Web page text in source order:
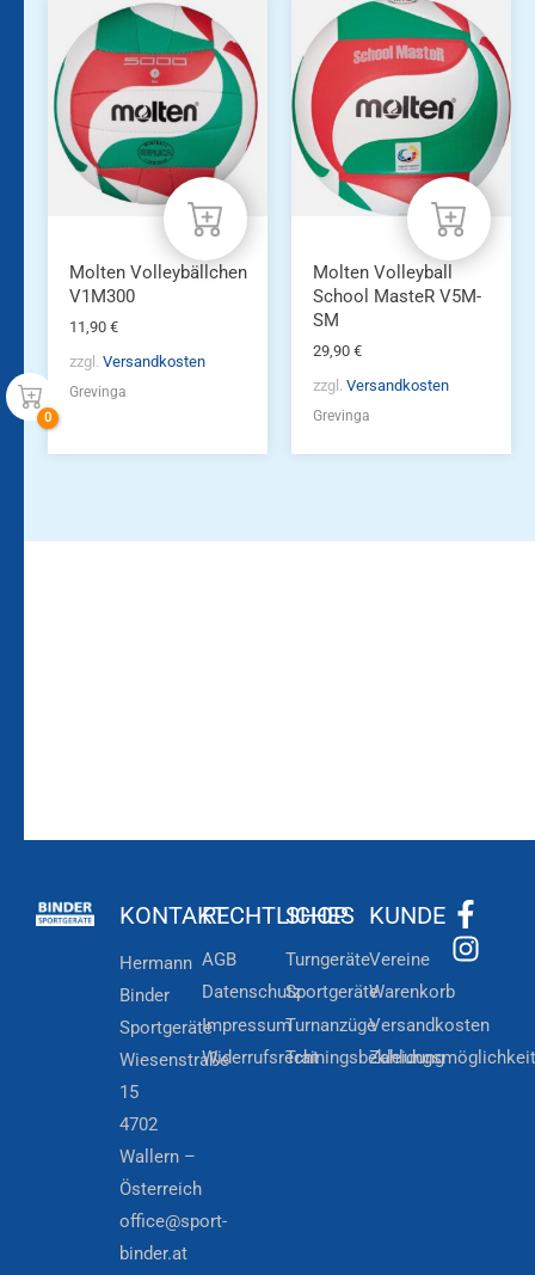
Molten Volleybällchen
V1M300
11,90 €
zzgl. Versandkosten
Grevinga
Molten Volleyball
School MasteR V5M-
SM
29,90 €
zzgl. Versandkosten
Grevinga
KONTAKT
Hermann
Binder
Sportgeräte
Wiesenstraße
15
4702
Wallern –
Österreich
office@sport-
binder.at
RECHTLICHES
AGB
Datenschutz
Impressum
Widerrufsrecht
SHOP
Turngeräte
Sportgeräte
Turnanzüge
Trainingsbekleidung
KUNDE
Vereine
Warenkorb
Versandkosten